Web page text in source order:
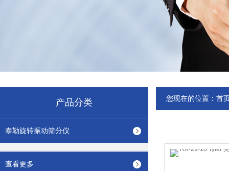
产品分类
泰勒旋转振动筛分仪
查看更多
您现在的位置： 首